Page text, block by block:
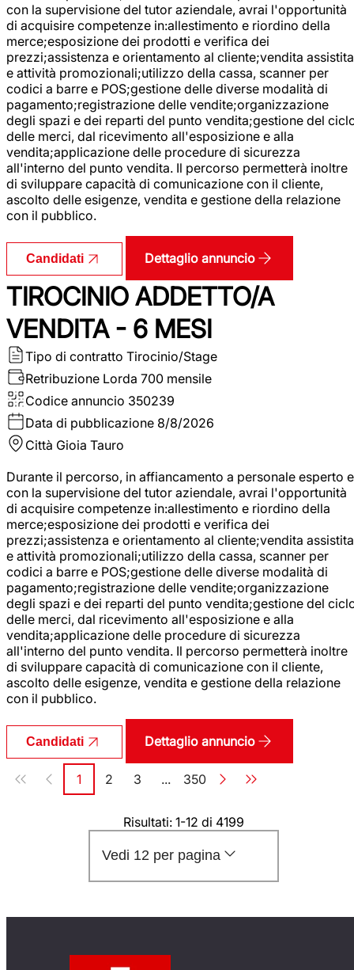
con la supervisione del tutor aziendale, avrai l'opportunità
di acquisire competenze in:allestimento e riordino della
merce;esposizione dei prodotti e verifica dei
prezzi;assistenza e orientamento al cliente;vendita assistita
e attività promozionali;utilizzo della cassa, scanner per
codici a barre e POS;gestione delle diverse modalità di
pagamento;registrazione delle vendite;organizzazione
degli spazi e dei reparti del punto vendita;gestione del
delle merci, dal ricevimento all'esposizione e alla
vendita;applicazione delle procedure di sicurezza
all'interno del punto vendita. Il percorso permetterà inoltre
di sviluppare capacità di comunicazione con il cliente,
ascolto delle esigenze, vendita e gestione della relazione
con il pubblico.
Candidati Dettaglio annuncio
TIROCINIO ADDETTO/A
VENDITA - 6 MESI
Tipo di contratto Tirocinio/Stage
Retribuzione Lorda 700 mensile
Codice annuncio 350239
Data di pubblicazione 8/8/2026
Città Gioia Tauro
Durante il percorso, in affiancamento a personale esperto e
con la supervisione del tutor aziendale, avrai l'opportunità
di acquisire competenze in:allestimento e riordino della
merce;esposizione dei prodotti e verifica dei
prezzi;assistenza e orientamento al cliente;vendita assistita
e attività promozionali;utilizzo della cassa, scanner per
codici a barre e POS;gestione delle diverse modalità di
pagamento;registrazione delle vendite;organizzazione
degli spazi e dei reparti del punto vendita;gestione del
delle merci, dal ricevimento all'esposizione e alla
vendita;applicazione delle procedure di sicurezza
all'interno del punto vendita. Il percorso permetterà inoltre
di sviluppare capacità di comunicazione con il cliente,
ascolto delle esigenze, vendita e gestione della relazione
con il pubblico.
Candidati Dettaglio annuncio
Paginazione
Pagina
1 Pagina
2 Pagina
3 ... Pagina
350
Risultati: 1-12 di 4199
Vedi 12 per pagina